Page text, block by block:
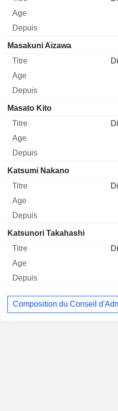
Masakuni Aizawa
Masato Kito
Katsumi Nakano
Katsunori Takahashi
Composition du Conseil